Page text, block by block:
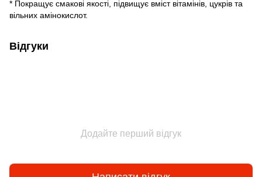
* Покращує смакові якості, підвищує вміст вітамінів, цукрів та
вільних амінокислот.
Відгуки
Додайте перший відгук